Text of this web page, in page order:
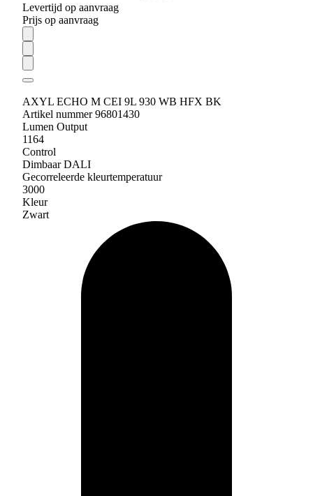
Levertijd op aanvraag
Prijs op aanvraag
AXYL ECHO M CEI 9L 930 WB HFX BK
Artikel nummer 96801430
Lumen Output
1164
Control
Dimbaar DALI
Gecorreleerde kleurtemperatuur
3000
Kleur
Zwart